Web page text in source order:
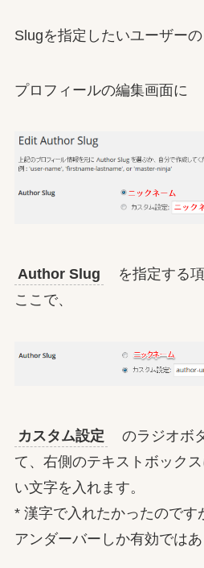
Slugを指定したいユーザー
プロフィールの編集画面に
Author Slug
を指定する項
ここで、
カスタム設定
のラジオボ
て、右側のテキストボック
い文字を入れます。
* 漢字で入れたかったのです
アンダーバーしか有効ではあ